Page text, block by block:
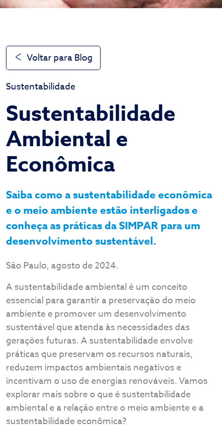
Voltar para Blog
Sustentabilidade
Sustentabilidade
Ambiental e
Econômica
Saiba como a sustentabilidade econômica
e o meio ambiente estão interligados e
conheça as práticas da SIMPAR para um
desenvolvimento sustentável.
São Paulo, agosto de 2024.
A sustentabilidade ambiental é um conceito
essencial para garantir a preservação do meio
ambiente e promover um desenvolvimento
sustentável que atenda às necessidades das
gerações futuras. A sustentabilidade envolve
práticas que preservam os recursos naturais,
reduzem impactos ambientais negativos e
incentivam o uso de energias renováveis. Vamos
explorar mais sobre o que é sustentabilidade
ambiental e a relação entre o meio ambiente e a
sustentabilidade econômica?